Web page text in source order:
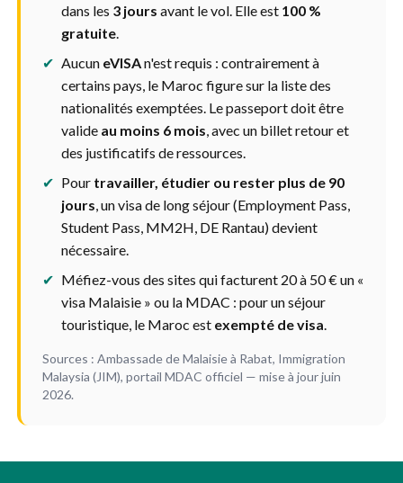
dans les 3 jours avant le vol. Elle est 100 %
gratuite
✔ Aucun eVISAn'est requis : contrairement à
certains pays, le Maroc figure sur la liste des
nationalités exemptées. Le passeport doit être
valide au moins 6 mois , avec un billet retour et
des justificatifs de ressources.
✔ Pour travailler, étudier ou rester plus de 90
jours , un visa de long séjour (Employment Pass,
Student Pass, MM2H, DE Rantau) devient
nécessaire.
✔ Méfiez-vous des sites qui facturent 20 à 50 € un «
visa Malaisie » ou la MDAC : pour un séjour
touristique, le Maroc est exempté de visa
Sources : Ambassade de Malaisie à Rabat, Immigration
Malaysia (JIM), portail MDAC officiel — mise à jour juin
2026.